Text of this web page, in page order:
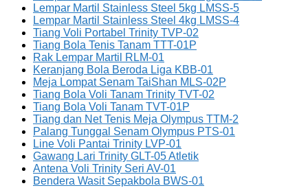
Lempar Martil Stainless Steel 5kg LMSS-5
Lempar Martil Stainless Steel 4kg LMSS-4
Tiang Voli Portabel Trinity TVP-02
Tiang Bola Tenis Tanam TTT-01P
Rak Lempar Martil RLM-01
Keranjang Bola Beroda Liga KBB-01
Meja Lompat Senam TaiShan MLS-02P
Tiang Bola Voli Tanam Trinity TVT-02
Tiang Bola Voli Tanam TVT-01P
Tiang dan Net Tenis Meja Olympus TTM-2
Palang Tunggal Senam Olympus PTS-01
Line Voli Pantai Trinity LVP-01
Gawang Lari Trinity GLT-05 Atletik
Antena Voli Trinity Seri AV-01
Bendera Wasit Sepakbola BWS-01